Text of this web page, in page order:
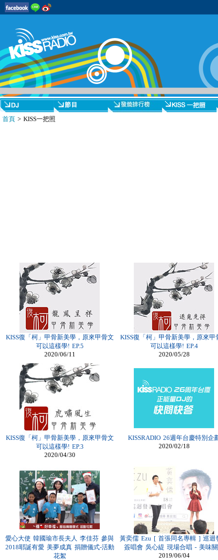
首頁 > KISS一把照
KISS復「柯」甲骨新美學，原來甲骨文
可以這樣學! EP.5
2020/06/11
KISS復「柯」甲骨新美學，原來甲
可以這樣學! EP.4
2020/05/28
KISS復「柯」甲骨新美學，原來甲骨文
可以這樣學! EP.3
2020/04/30
KISSRADIO 26週年台慶特別企
2020/02/18
愛心大使 韓國瑜市長夫人 李佳芬 參與
2018耶誕有愛 美夢成真 捐贈儀式-活動
花絮
黃奕儒 Ezu [ 首張同名專輯 ] 巡迴
簽唱會 吳心緹 現場合唱 - 美味
2019/06/04